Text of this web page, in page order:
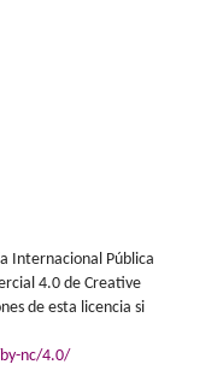
Internacional Pública
4.0 de Creative
de esta licencia si
nc/4.0/